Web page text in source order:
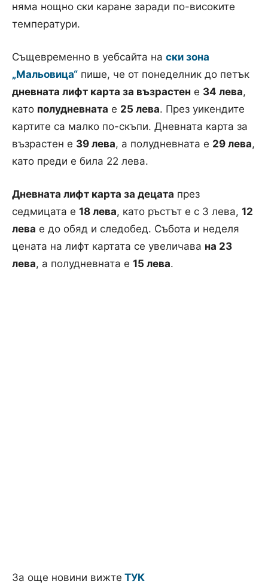
няма нощно ски каране заради по-високите
температури.
Същевременно в уебсайта на ски зона
„Мальовица“ пише, че от понеделник до петък
дневната лифт карта за възрастен е 34 лева,
като полудневната е 25 лева. През уикендите
картите са малко по-скъпи. Дневната карта за
възрастен е 39 лева, а полудневната е 29 лева,
като преди е била 22 лева.
Дневната лифт карта за децата през
седмицата е 18 лева, като ръстът е с 3 лева, 12
лева е до обяд и следобед. Събота и неделя
цената на лифт картата се увеличава на 23
лева, а полудневната е 15 лева.
За още новини вижте ТУК